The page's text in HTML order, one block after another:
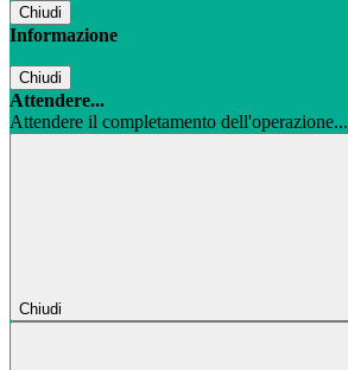
Chiudi
Informazione
Chiudi
Attendere...
Attendere il completamento dell'operazione...
Chiudi